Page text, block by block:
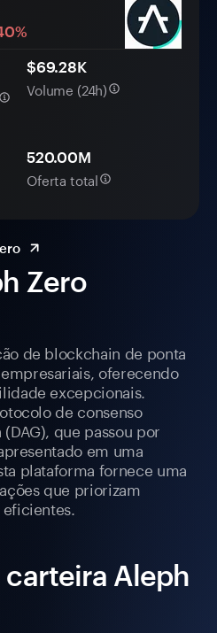
Zero
de blockchain de ponta
oferecendo
excepcionais.
de consenso
que passou por
em uma
plataforma fornece uma
que priorizam
carteira Aleph
$69.28K
Volume (24h)
520.00M
Oferta total